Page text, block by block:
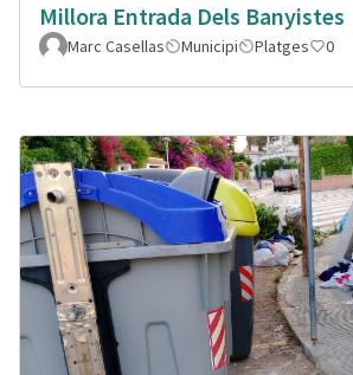
Millora Entrada Dels Banyistes
Marc Casellas
Municipi Platges 0